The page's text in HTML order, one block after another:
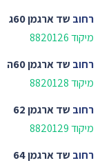
רחוב שד ארגמן 60ג
מיקוד 8820126
רחוב שד ארגמן 60ה
מיקוד 8820128
רחוב שד ארגמן 62
מיקוד 8820129
רחוב שד ארגמן 64